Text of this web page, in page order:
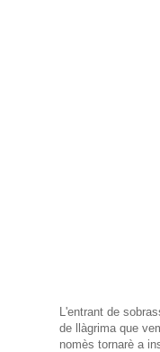
L'entrant de
de llàgrima que
nomès tornarè a